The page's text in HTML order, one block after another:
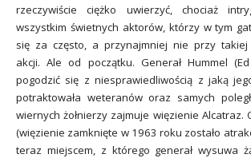
rzeczywiście ciężko uwierzyć, chociaż
wszystkim świetnych aktorów, którzy w tym
się za często, a przynajmniej nie przy takiej
akcji. Ale od początku. Generał Hummel
pogodzić się z niesprawiedliwością z jaką
potraktowała weteranów oraz samych
wiernych żołnierzy zajmuje więzienie Alcatraz.
(więzienie zamknięte w 1963 roku zostało
teraz miejscem, z którego generał wysuwa